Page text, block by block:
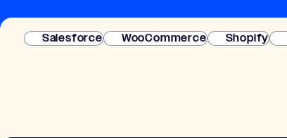
Salesforce
WooCommerce Shopify